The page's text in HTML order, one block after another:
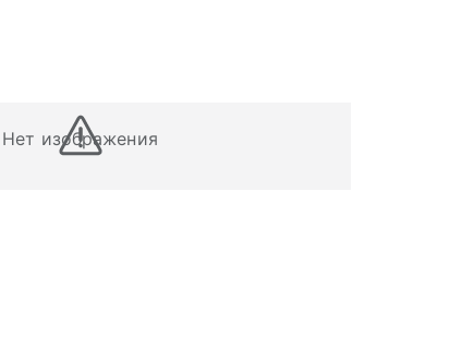
Нет изображения